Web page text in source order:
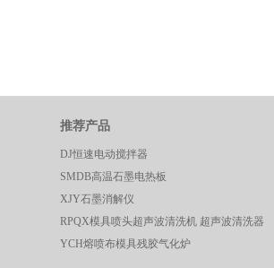
推荐产品
DJ恒速电动搅拌器
SMDB高温石墨电热板
XJY石墨消解仪
RPQX模具喷头超声波清洗机 超声波清洗器
YCH熔喷布模具残胶气化炉